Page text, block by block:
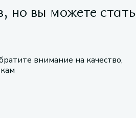
но вы можете стать
внимание на качество,